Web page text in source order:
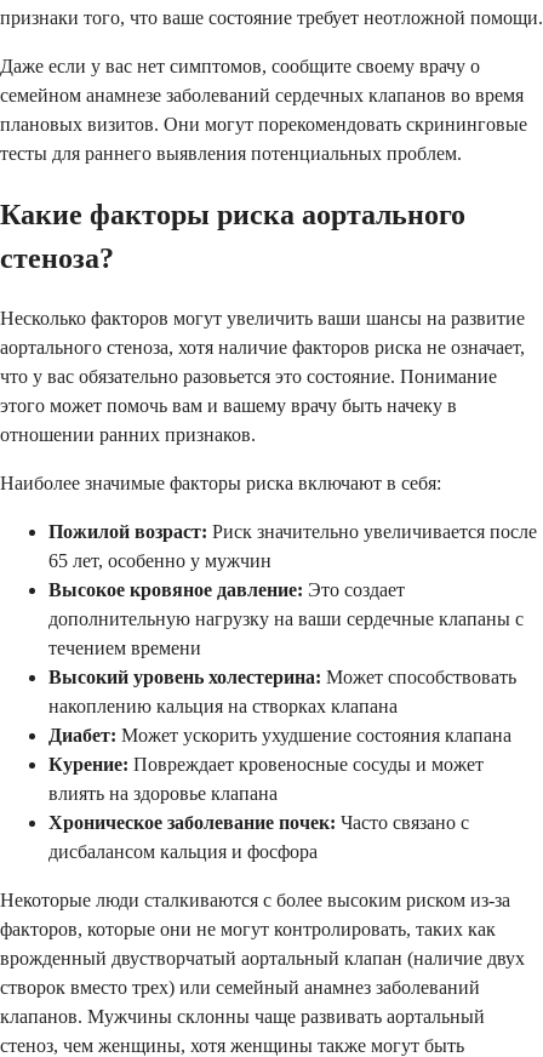
признаки того, что ваше состояние требует неотложной помощи.
Даже если у вас нет симптомов, сообщите своему врачу о
семейном анамнезе заболеваний сердечных клапанов во время
плановых визитов. Они могут порекомендовать скрининговые
тесты для раннего выявления потенциальных проблем.
Какие факторы риска аортального
стеноза?
Несколько факторов могут увеличить ваши шансы на развитие
аортального стеноза, хотя наличие факторов риска не означает,
что у вас обязательно разовьется это состояние. Понимание
этого может помочь вам и вашему врачу быть начеку в
отношении ранних признаков.
Наиболее значимые факторы риска включают в себя:
Пожилой возраст: Риск значительно увеличивается после
65 лет, особенно у мужчин
Высокое кровяное давление: Это создает
дополнительную нагрузку на ваши сердечные клапаны с
течением времени
Высокий уровень холестерина: Может способствовать
накоплению кальция на створках клапана
Диабет: Может ускорить ухудшение состояния клапана
Курение: Повреждает кровеносные сосуды и может
влиять на здоровье клапана
Хроническое заболевание почек: Часто связано с
дисбалансом кальция и фосфора
Некоторые люди сталкиваются с более высоким риском из-за
факторов, которые они не могут контролировать, таких как
врожденный двустворчатый аортальный клапан (наличие двух
створок вместо трех) или семейный анамнез заболеваний
клапанов. Мужчины склонны чаще развивать аортальный
стеноз, чем женщины, хотя женщины также могут быть